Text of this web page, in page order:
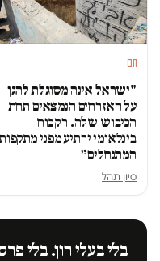
חם
"ישראל אינה מסוגלת להגן
על האזרחים הנמצאים תחת
הכיבוש שלה. רק כוח
בינלאומי ירתיע מפני מתקפות
המתנחלים״
סיון תהל
בלי בעלי הון. בלי